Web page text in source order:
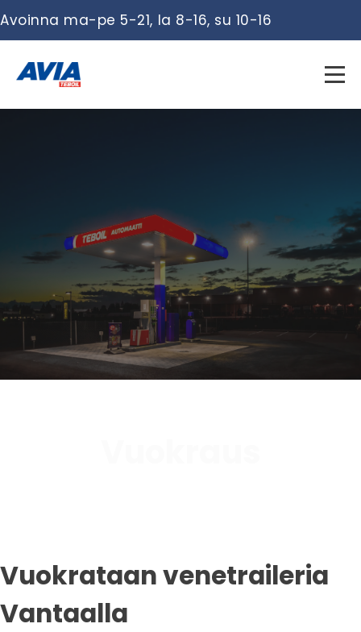
Avoinna ma-pe 5-21, la 8-16, su 10-16
Vuokrataan venetraileria
Vantaalla